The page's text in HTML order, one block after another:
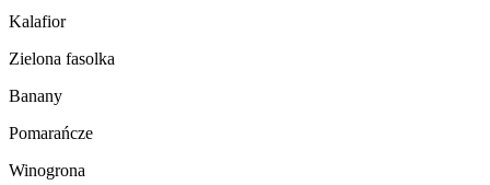
Kalafior
Zielona fasolka
Banany
Pomarańcze
Winogrona